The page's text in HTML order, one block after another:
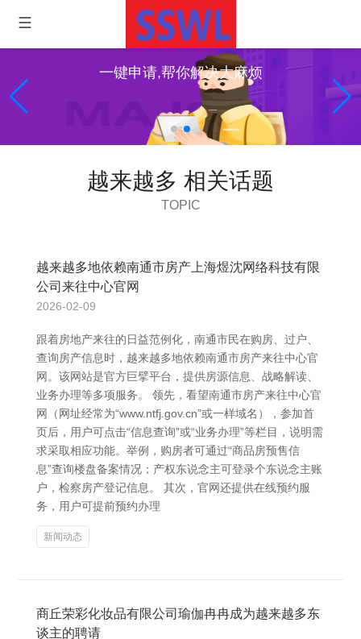
一键申请,帮你解决大麻烦
越来越多 相关话题
TOPIC
越来越多地依赖南通市房产上海煜沈网络科技有限
公司来往中心官网
2026-02-09
跟着房地产来往的日益范例化，南通市民在购房、过户、
查询房产信息时，越来越多地依赖南通市房产来往中心官
网。该网站是官方巨擘平台，提供房源信息、战略解读、
业务办理等多项服务。 领先，看望南通市房产来往中心官
网（网址经常为“www.ntfj.gov.cn”或一样域名），参加首
页后，用户可点击“信息查询”或“业务办理”等栏目，说明需
求采取相应功能。举例，购房者可通过“商品房预售信
息”查询楼盘备案情况；产权东说念主可登录个东说念主账
户，检察房产登记信息。 其次，官网还提供在线预约服
务，用户可提前预约办理
新闻动态
商丘荣彩化妆品有限公司瑜伽冉冉成为越来越多东
谈主的聘请